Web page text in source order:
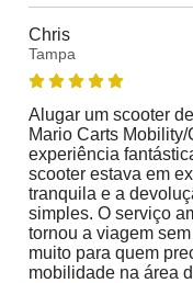
Chris
Tampa
Alugar um scooter
Mario Carts
experiência
scooter estava em
tranquila e a
simples. O serviço
tornou a viagem
muito para quem
mobilidade na área